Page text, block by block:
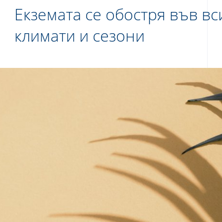
Екземата се обостря във
климати и сезони